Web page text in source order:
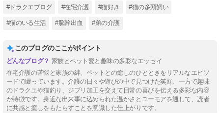
#ドラクエブログ #在宅介護 #猫好き #猫の多頭飼い
#猫のいる生活 #脳幹出血 #弟の介護
このブログのここがポイント
家族とペット愛と趣味の多彩なエッセイ
在宅介護の苦悩と家族の絆、ペットとの癒しのひとときをリアルなエピソ
ードで綴っています。介護の日々や遊びの中で見つけた笑顔、一方で趣味
のドラクエや猫釣り、ジブリ加工を交えて日常の喜びを伝える多彩な内容
が特徴です。身近な出来事に込められた温かさとユーモアを通して、読者
に共感と癒しをもたらすことを意識した仕上がりです。